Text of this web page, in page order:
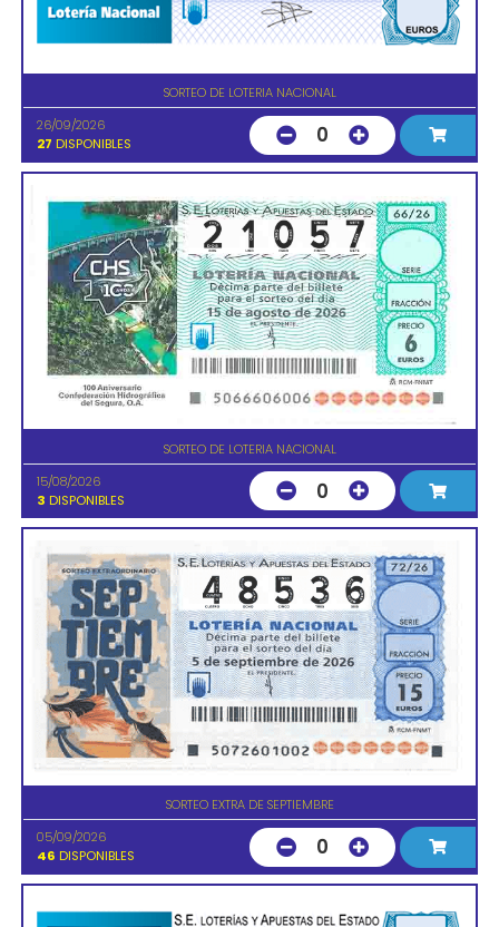
SORTEO DE LOTERIA NACIONAL
26/09/2026
27 DISPONIBLES 0
SORTEO DE LOTERIA NACIONAL
15/08/2026
3 DISPONIBLES 0
SORTEO EXTRA DE SEPTIEMBRE
05/09/2026
46 DISPONIBLES 0